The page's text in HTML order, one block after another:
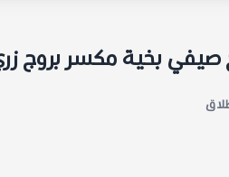
صيفي بخية مكسر بروج